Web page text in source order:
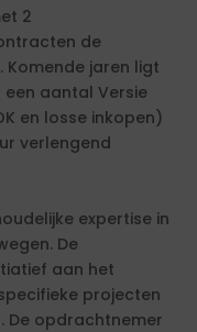
2
de
Komende jaren ligt
aantal Versie
en losse inkopen)
verlengend
expertise in
De
aan het
projecten
De opdrachtnemer